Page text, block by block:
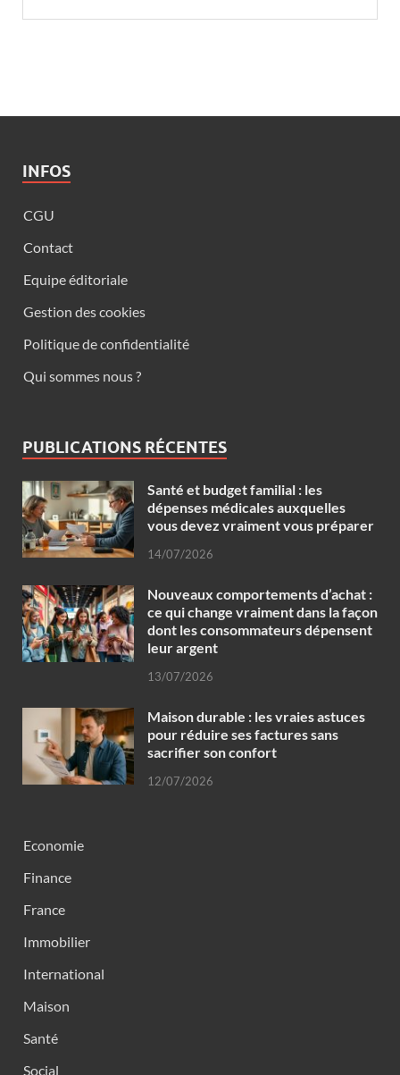
INFOS
CGU
Contact
Equipe éditoriale
Gestion des cookies
Politique de confidentialité
Qui sommes nous ?
PUBLICATIONS RÉCENTES
Santé et budget familial : les
dépenses médicales auxquelles
vous devez vraiment vous préparer
14/07/2026
Nouveaux comportements d’achat :
ce qui change vraiment dans la façon
dont les consommateurs dépensent
leur argent
13/07/2026
Maison durable : les vraies astuces
pour réduire ses factures sans
sacrifier son confort
12/07/2026
Economie
Finance
France
Immobilier
International
Maison
Santé
Social